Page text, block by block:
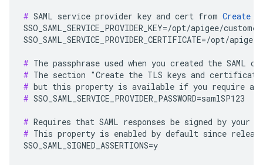
# SAML service provider key and cert from Create
SSO_SAML_SERVICE_PROVIDER_KEY=/opt/apigee/
SSO_SAML_SERVICE_PROVIDER_CERTIFICATE=/
#
#
#
# SSO_SAML_SERVICE_PROVIDER_PASSWORD=samlSP123
#
# This property is enabled by default since
SSO_SAML_SIGNED_ASSERTIONS=y